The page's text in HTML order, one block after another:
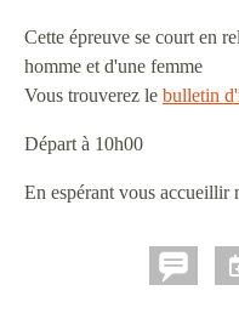
Cette épreuve se court en
homme et d'une femme
Vous trouverez le bulletin
Départ à 10h00
En espérant vous accueillir